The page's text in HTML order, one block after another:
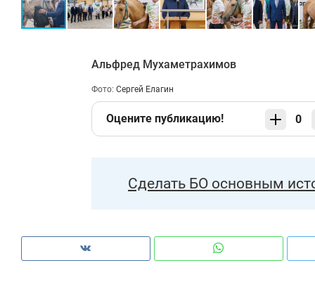
Альфред Мухаметрахимов
Фото: Сергей Елагин
Оцените публикацию! 0
Сделать БО основным